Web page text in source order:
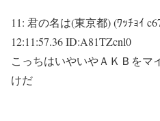
11: 君の名は(東京都) (ﾜｯﾁｮｲ
12:11:57.36 ID:A81TZcnl0
こっちはいやいやＡＫＢをマ
けだ